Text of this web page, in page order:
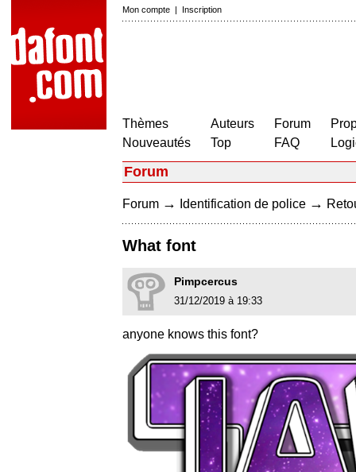
Mon compte | Inscription
Thèmes
Nouveautés
Auteurs
Top
Forum
FAQ
Forum
Forum → Identification de police →
What font
Pimpcercus
31/12/2019 à 19:33
anyone knows this font?